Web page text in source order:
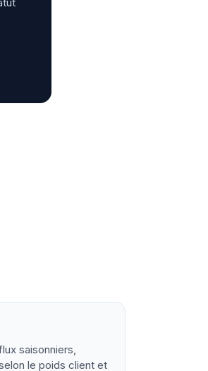
saisonniers,
le poids client et